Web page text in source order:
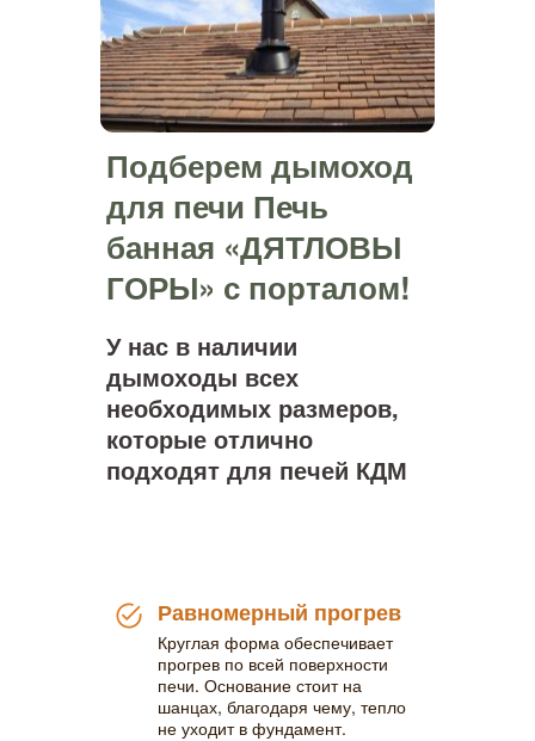
Подберем дымоход
для печи Печь
банная «ДЯТЛОВЫ
ГОРЫ» с порталом!
У нас в наличии
дымоходы всех
необходимых размеров,
которые отлично
подходят для печей КДМ
Равномерный прогрев
Круглая форма обеспечивает
прогрев по всей поверхности
печи. Основание стоит на
шанцах, благодаря чему, тепло
не уходит в фундамент.